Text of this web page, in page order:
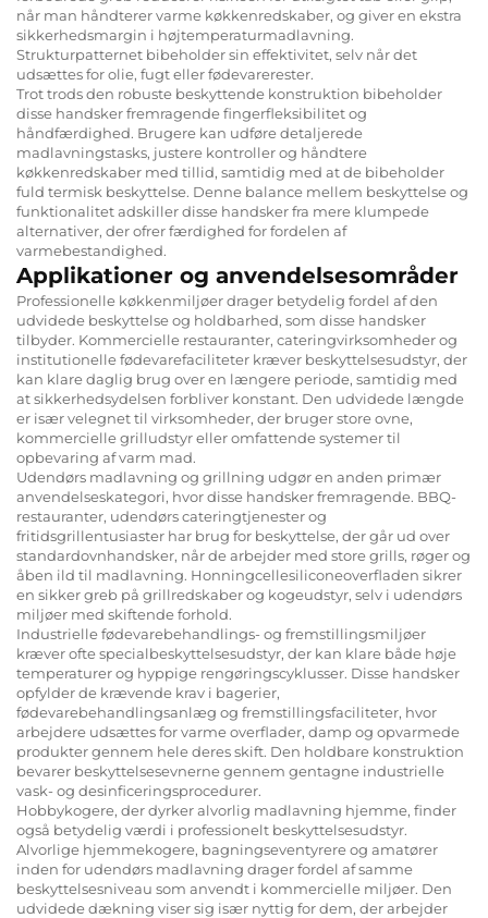
når man håndterer varme køkkenredskaber, og giver en ekstra
sikkerhedsmargin i højtemperaturmadlavning.
Strukturpatternet bibeholder sin effektivitet, selv når det
udsættes for olie, fugt eller fødevarerester.
Trot trods den robuste beskyttende konstruktion bibeholder
disse handsker fremragende fingerfleksibilitet og
håndfærdighed. Brugere kan udføre detaljerede
madlavningstasks, justere kontroller og håndtere
køkkenredskaber med tillid, samtidig med at de bibeholder
fuld termisk beskyttelse. Denne balance mellem beskyttelse og
funktionalitet adskiller disse handsker fra mere klumpede
alternativer, der ofrer færdighed for fordelen af
varmebestandighed.
Applikationer og anvendelsesområder
Professionelle køkkenmiljøer drager betydelig fordel af den
udvidede beskyttelse og holdbarhed, som disse handsker
tilbyder. Kommercielle restauranter, cateringvirksomheder og
institutionelle fødevarefaciliteter kræver beskyttelsesudstyr, der
kan klare daglig brug over en længere periode, samtidig med
at sikkerhedsydelsen forbliver konstant. Den udvidede længde
er især velegnet til virksomheder, der bruger store ovne,
kommercielle grilludstyr eller omfattende systemer til
opbevaring af varm mad.
Udendørs madlavning og grillning udgør en anden primær
anvendelseskategori, hvor disse handsker fremragende. BBQ-
restauranter, udendørs cateringtjenester og
fritidsgrillentusiaster har brug for beskyttelse, der går ud over
standardovnhandsker, når de arbejder med store grills, røger og
åben ild til madlavning. Honningcellesiliconeoverfladen sikrer
en sikker greb på grillredskaber og kogeudstyr, selv i udendørs
miljøer med skiftende forhold.
Industrielle fødevarebehandlings- og fremstillingsmiljøer
kræver ofte specialbeskyttelsesudstyr, der kan klare både høje
temperaturer og hyppige rengøringscyklusser. Disse handsker
opfylder de krævende krav i bagerier,
fødevarebehandlingsanlæg og fremstillingsfaciliteter, hvor
arbejdere udsættes for varme overflader, damp og opvarmede
produkter gennem hele deres skift. Den holdbare konstruktion
bevarer beskyttelsesevnerne gennem gentagne industrielle
vask- og desinficeringsprocedurer.
Hobbykogere, der dyrker alvorlig madlavning hjemme, finder
også betydelig værdi i professionelt beskyttelsesudstyr.
Alvorlige hjemmekogere, bagningseventyrere og amatører
inden for udendørs madlavning drager fordel af samme
beskyttelsesniveau som anvendt i kommercielle miljøer. Den
udvidede dækning viser sig især nyttig for dem, der arbejder